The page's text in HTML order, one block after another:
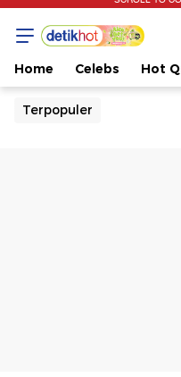
Home Celebs Hot
Terpopuler